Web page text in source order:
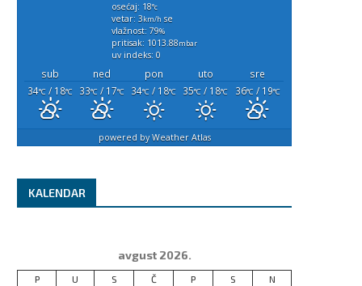
osećaj: 18°c
vetar: 3km/h se
vlažnost: 79%
pritisak: 1013.88mbar
uv indeks: 0
sub ned pon uto
sre
34°C / 18°C 33°C / 17°C 34°C / 18°C 35°C / 18°C 36°C/ 19°C
powered byWeather Atlas
KALENDAR
avgust 2026.
P U S Č P S N